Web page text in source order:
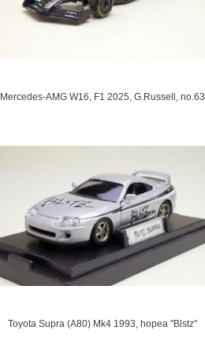
Mercedes-AMG W16, F1 2025, G.Russell, no.63
Toyota Supra (A80) Mk4 1993, hopea "Blstz"